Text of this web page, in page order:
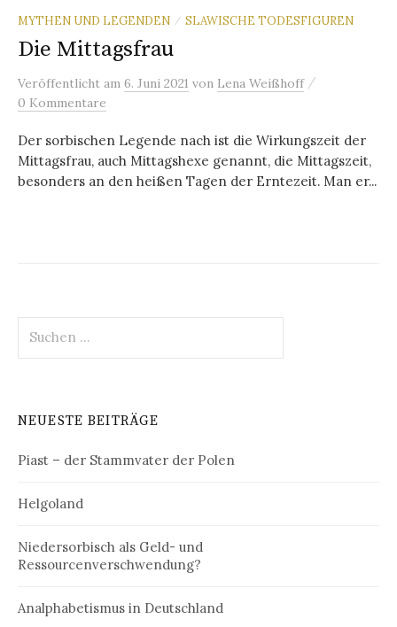
MYTHEN UND LEGENDEN / SLAWISCHE TODESFIGUREN
Die Mittagsfrau
Veröffentlicht am 6. Juni 2021 von Lena Weißhoff /
0 Kommentare
Der sorbischen Legende nach ist die Wirkungszeit der
Mittagsfrau, auch Mittagshexe genannt, die Mittagszeit,
besonders an den heißen Tagen der Erntezeit. Man er...
nach:
NEUESTE BEITRÄGE
Piast – der Stammvater der Polen
Helgoland
Niedersorbisch als Geld- und
Ressourcenverschwendung?
Analphabetismus in Deutschland